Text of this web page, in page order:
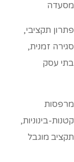
מסעדה
פתרון תקציבי,
סגירה זמנית,
בתי עסק
מרפסות
קטנות-בינוניות,
תקציב מוגבל